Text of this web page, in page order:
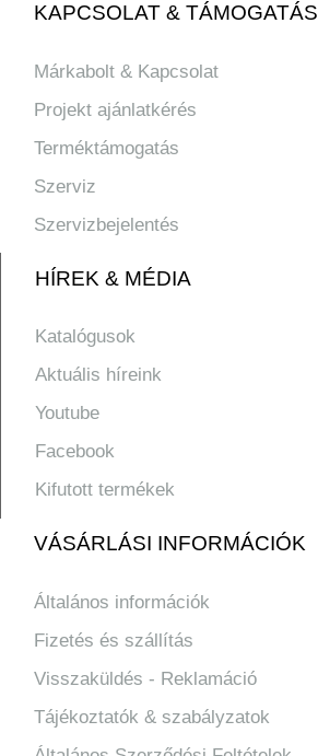
KAPCSOLAT & TÁMOGATÁS
Márkabolt & Kapcsolat
Projekt ajánlatkérés
Terméktámogatás
Szerviz
Szervizbejelentés
HÍREK & MÉDIA
Katalógusok
Aktuális híreink
Youtube
Facebook
Kifutott termékek
VÁSÁRLÁSI INFORMÁCIÓK
Általános információk
Fizetés és szállítás
Visszaküldés - Reklamáció
Tájékoztatók & szabályzatok